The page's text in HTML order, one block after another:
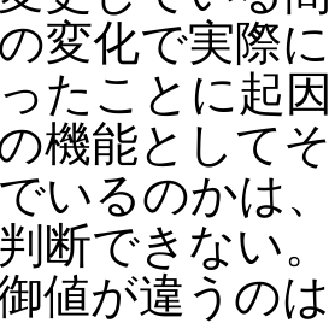
変化で実際
たことに起
機能として
いるのかは
断できない
値が違うの